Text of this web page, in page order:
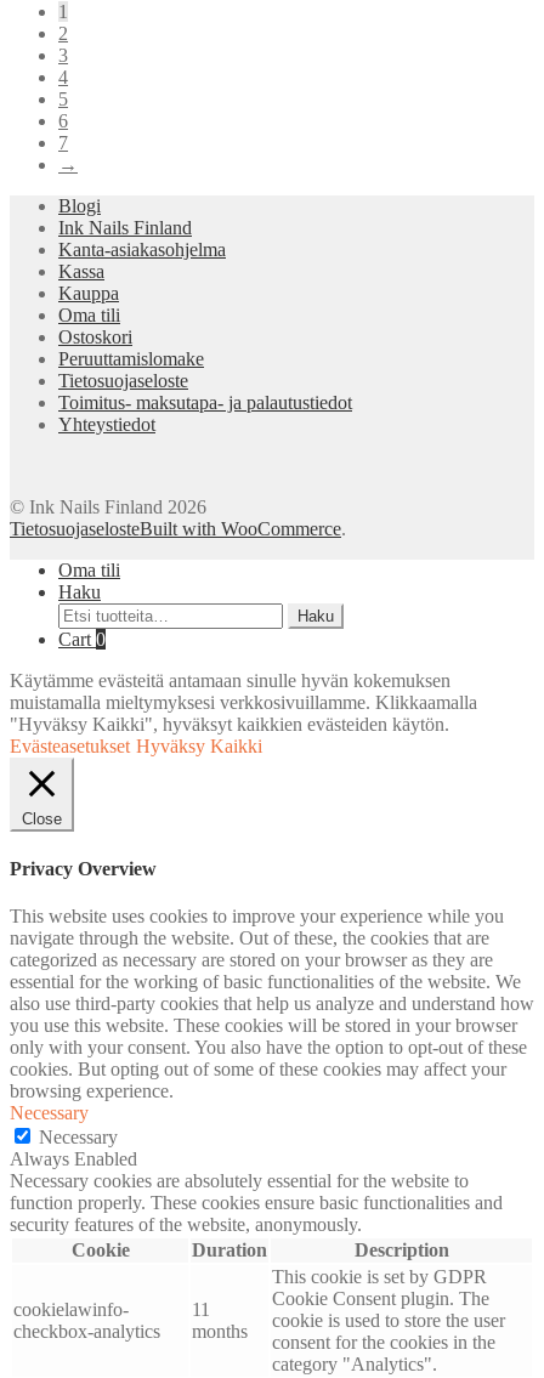
1
2
3
4
5
6
7
→
Blogi
Ink Nails Finland
Kanta-asiakasohjelma
Kassa
Kauppa
Oma tili
Ostoskori
Peruuttamislomake
Tietosuojaseloste
Toimitus- maksutapa- ja palautustiedot
Yhteystiedot
© Ink Nails Finland 2026
TietosuojaselosteBuilt with WooCommerce.
Oma tili
Haku
Etsi:
Haku
Cart 0
Käytämme evästeitä antamaan sinulle hyvän kokemuksen
muistamalla mieltymyksesi verkkosivuillamme. Klikkaamalla
"Hyväksy Kaikki", hyväksyt kaikkien evästeiden käytön.
Evästeasetukset Hyväksy Kaikki
Close
Privacy Overview
This website uses cookies to improve your experience while you
navigate through the website. Out of these, the cookies that are
categorized as necessary are stored on your browser as they are
essential for the working of basic functionalities of the website. We
also use third-party cookies that help us analyze and understand how
you use this website. These cookies will be stored in your browser
only with your consent. You also have the option to opt-out of these
cookies. But opting out of some of these cookies may affect your
browsing experience.
Necessary
Necessary
Always Enabled
Necessary cookies are absolutely essential for the website to
function properly. These cookies ensure basic functionalities and
security features of the website, anonymously.
Cookie
Duration Description
cookielawinfo-
checkbox-analytics
11
months
This cookie is set by GDPR
Cookie Consent plugin. The
cookie is used to store the user
consent for the cookies in the
category "Analytics".